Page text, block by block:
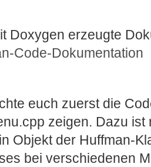
Doxygen erzeugte
Code-Dokumentation
euch zuerst die
zeigen. Dazu
Objekt der Huffman-
bei verschiedenen